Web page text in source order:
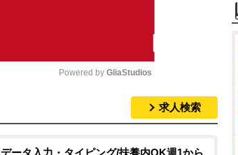
t
Powered by GliaStudios
求人検索
データ入力・タイピング/扶養内OK週1から